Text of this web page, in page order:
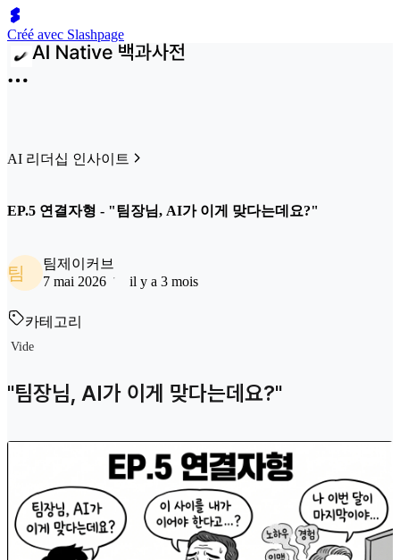
Créé avec Slashpage
AI 리더십 인사이트
EP.5 연결자형 - "팀장님, AI가 이게 맞다는데요?"
팀
팀제이커브
7 mai 2026
il y a 3 mois
카테고리
Vide
"팀장님, AI가 이게 맞다는데요?"